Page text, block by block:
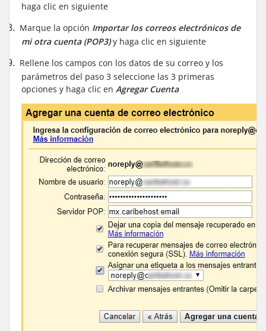
haga clic en siguiente
8. Marque la opción Importar los correos electrónicos de
mi otra cuenta (POP3)y haga clic en siguiente
9. Rellene los campos con los datos de su correo y los
parámetros del paso 3 seleccione las 3 primeras
opciones y haga clic en Agregar Cuenta